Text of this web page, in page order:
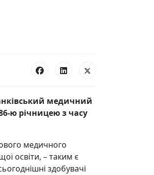
медичний
ю річницею з часу
медичного
освіти, – таким є
здобувачі